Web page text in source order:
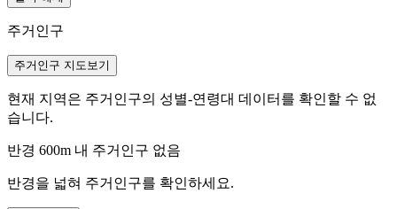
주거인구
주거인구 지도보기
현재 지역은 주거인구의 성별-연령대 데이터를 확인할 수 없
습니다.
반경 600m 내 주거인구 없음
반경을 넓혀 주거인구를 확인하세요.